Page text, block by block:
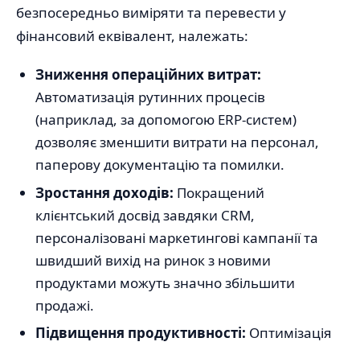
безпосередньо виміряти та перевести у
фінансовий еквівалент, належать:
Зниження операційних витрат:
Автоматизація рутинних процесів
(наприклад, за допомогою ERP-систем)
дозволяє зменшити витрати на персонал,
паперову документацію та помилки.
Зростання доходів: Покращений
клієнтський досвід завдяки CRM,
персоналізовані маркетингові кампанії та
швидший вихід на ринок з новими
продуктами можуть значно збільшити
продажі.
Підвищення продуктивності: Оптимізація